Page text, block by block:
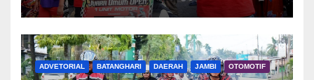
ADVETORIAL BATANGHARI DAERAH JAMBI OTOMOTIF